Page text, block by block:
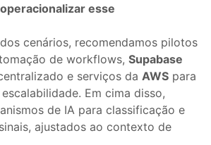
esse
cenários, recomendamos pilotos
de workflows, Supabase
e serviços da AWS para
Em cima disso,
de IA para classificação e
ajustados ao contexto de